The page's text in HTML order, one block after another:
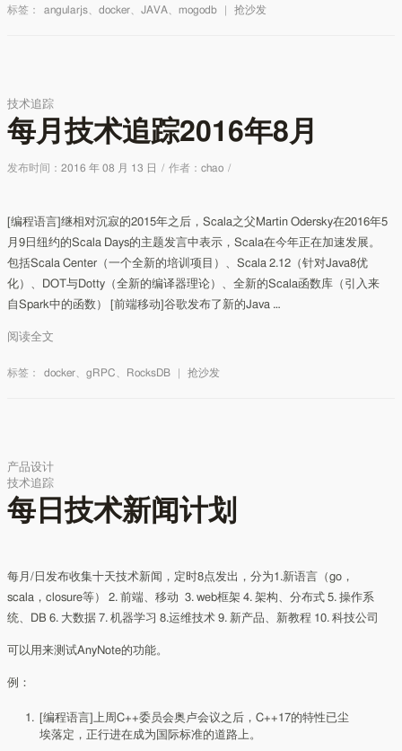
标签： angularjs 、docker 、JAVA 、mogodb 抢沙发
技术追踪
每月技术追踪2016年8月
发布时间：2016 年 08 月 13 日 / 作者：chao /
[编程语言]继相对沉寂的2015年之后，Scala之父Martin Odersky在2016年5
月9日纽约的Scala Days的主题发言中表示，Scala在今年正在加速发展。
包括Scala Center（一个全新的培训项目）、Scala 2.12（针对Java8优
化）、DOT与Dotty（全新的编译器理论）、全新的Scala函数库（引入来
自Spark中的函数） [前端移动]谷歌发布了新的Java …
阅读全文
标签： docker 、gRPC RocksDB 抢沙发
产品设计
技术追踪
每日技术新闻计划
每月/日发布收集十天技术新闻，定时8点发出，分为1.新语言（go，
scala，closure等） 2. 前端、移动 3. web框架 4. 架构、分布式 5. 操作系
统、DB 6. 大数据 7. 机器学习 8.运维技术 9. 新产品、新教程 10. 科技公司
可以用来测试AnyNote的功能。
例：
[编程语言]上周C++委员会奥卢会议之后，C++17的特性已尘
埃落定，正行进在成为国际标准的道路上。